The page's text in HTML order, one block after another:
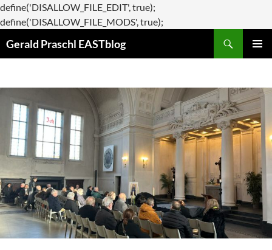
define('DISALLOW_FILE_EDIT', true);
define('DISALLOW_FILE_MODS', true);
Gerald Praschl EASTblog